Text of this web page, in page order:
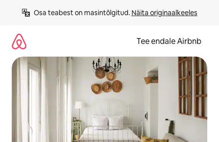
Osa teabest on masintõlgitud. Näita originaalkeeles
Tee endale Airbnb